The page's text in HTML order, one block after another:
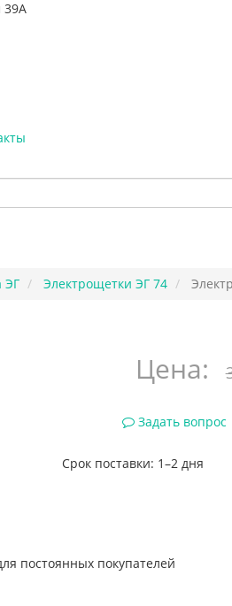
39А
ЭГ Электрощетки ЭГ 74
Цена:
Задать вопрос
Срок поставки: 1–2 дня